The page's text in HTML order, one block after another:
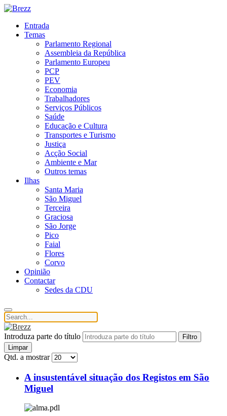
Entrada
Temas
Parlamento Regional
Assembleia da República
Parlamento Europeu
PCP
PEV
Economia
Trabalhadores
Serviços Públicos
Saúde
Educação e Cultura
Transportes e Turismo
Justiça
Acção Social
Ambiente e Mar
Outros temas
Ilhas
Santa Maria
São Miguel
Terceira
Graciosa
São Jorge
Pico
Faial
Flores
Corvo
Opinião
Contactar
Sedes da CDU
Introduza parte do título
Filtro
Limpar
Qtd. a mostrar
A insustentável situação dos Registos em São
Miguel